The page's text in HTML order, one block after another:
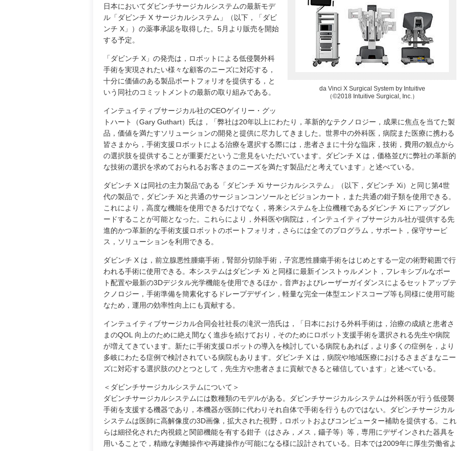
da Vinci X Surgical System by Intuitive
（©2018 Intuitive Surgical, Inc.）
日本においてダビンチサージカルシステムの最新モデ
ル「ダビンチ X サージカルシステム」（以下，「ダビ
ンチ X」）の薬事承認を取得した。5月より販売を開始
する予定。
「ダビンチ X」の発売は，ロボットによる低侵襲外科
手術を実現されたい様々な顧客のニーズに対応する，
十分に価値のある製品ポートフォリオを提供する，と
いう同社のコミットメントの最新の取り組みである。
インテュイティブサージカル社のCEOゲイリー・グッ
トハート（Gary Guthart）氏は，「弊社は20年以上にわたり，革新的なテクノロジー，成果に焦点を当てた製
品，価値を満たすソリューションの開発と提供に尽力してきました。世界中の外科医，病院また医療に携わる
皆さまから，手術支援ロボットによる治療を選択する際には，患者さまに十分な臨床，技術，費用の観点から
の選択肢を提供することが重要だというご意見をいただいています。ダビンチ X は，価格並びに弊社の革新的
な技術の選択を求めておられるお客さまのニーズを満たす製品だと考えています」と述べている。
ダビンチ X は同社の主力製品である「ダビンチ Xi サージカルシステム」（以下，ダビンチ Xi）と同じ第4世
代の製品で，ダビンチ Xiと共通のサージョンコンソールとビジョンカート，また共通の鉗子類を使用できる。
これにより，高度な機能を使用できるだけでなく，将来システムを上位機種であるダビンチ Xi にアップグレ
ードすることが可能となった。これらにより，外科医や病院は，インテュイティブサージカル社が提供する先
進的かつ革新的な手術支援ロボットのポートフォリオ，さらには全てのプログラム，サポート，保守サービ
ス，ソリューションを利用できる。
ダビンチ X は，前立腺悪性腫瘍手術，腎部分切除手術，子宮悪性腫瘍手術をはじめとする一定の術野範囲で行
われる手術に使用できる。本システムはダビンチ Xi と同様に最新インストゥルメント，フレキシブルなポー
ト配置や最新の3Dデジタル光学機能を使用できるほか，音声およびレーザーガイダンスによるセットアップテ
クノロジー，手術準備を簡素化するドレープデザイン，軽量な完全一体型エンドスコープ等も同様に使用可能
なため，運用の効率性向上にも貢献する。
インテュイティブサージカル合同会社社長の滝沢一浩氏は，「日本における外科手術は，治療の成績と患者さ
まのQOL 向上のために絶え間なく進歩を続けており，そのためにロボット支援手術を選択される先生や病院
が増えてきています。新たに手術支援ロボットの導入を検討している病院もあれば，より多くの症例を，より
多岐にわたる症例で検討されている病院もあります。ダビンチ X は，病院や地域医療におけるさまざまなニー
ズに対応する選択肢のひとつとして，先生方や患者さまに貢献できると確信しています」と述べている。
＜ダビンチサージカルシステムについて＞
ダビンチサージカルシステムには数種類のモデルがある。ダビンチサージカルシステムは外科医が行う低侵襲
手術を支援する機器であり，本機器が医師に代わりそれ自体で手術を行うものではない。ダビンチサージカル
システムは医師に高解像度の3D画像，拡大された視野，ロボットおよびコンピューター補助を提供する。これ
らは細径化された内視鏡と関節機能を有する鉗子（はさみ，メス，鑷子等）等，専用にデザインされた器具を
用いることで，精緻な剥離操作や再建操作が可能になる様に設計されている。日本では2009年に厚生労働省よ